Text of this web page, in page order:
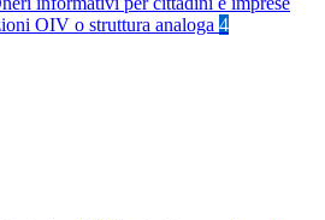
OIV o struttura analoga 4